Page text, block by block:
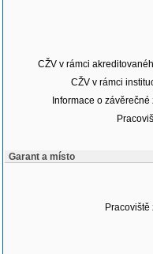
CŽV v rámci
CŽV v rámci
Informace o
Garant a místo